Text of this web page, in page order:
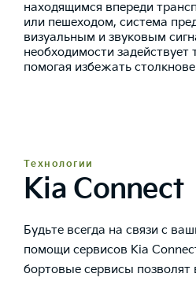
находящимся впереди
или пешеходом, система
визуальным и звуковым
необходимости задействует
помогая избежать
Технологии
Kia Connect
Будьте всегда на связи с
помощи сервисов Kia
бортовые сервисы